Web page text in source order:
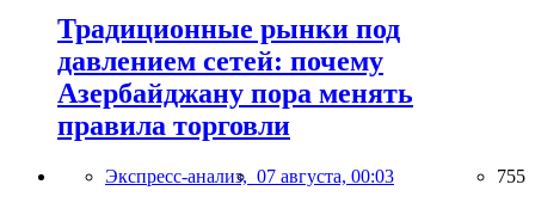
Традиционные рынки под
давлением сетей: почему
Азербайджану пора менять
правила торговли
Экспресс-анализ, 07 августа, 00:03 755